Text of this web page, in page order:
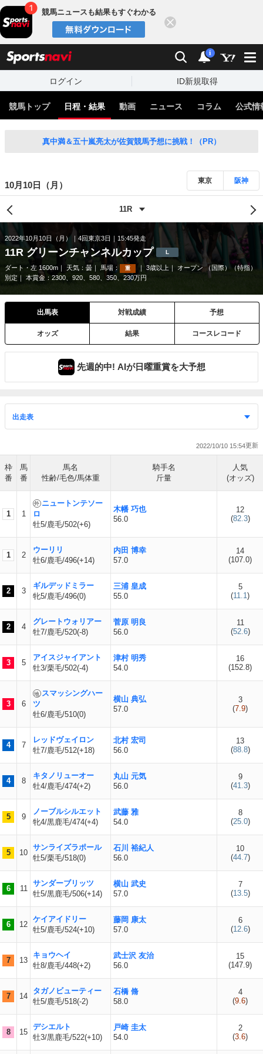
競馬ニュースも結果もすぐわかる
検索 通知
i
ログイン ID新規取得
競馬トップ 日程・結果 動画 ニュース コラム 公式情
真中満＆五十嵐亮太が佐賀競馬予想に挑戦！（PR）
10月10日（月） 東京 阪神
2022年10月10日（月） 4回東京3日 15:45発走
11R グリーンチャンネルカップ L
ダート・左 1600m 天気： 曇 馬場： 重 3歳以上
オープン （国際）（特指）
別定
本賞金：2300、920、580、350、230万円
出馬表 対戦成績 予想
オッズ 結果 コースレコード
先週的中! AIが日曜重賞を大予想
2022/10/10 15:54
枠
番
馬
番
馬名
性齢/毛色/馬体重
騎手名
斤量
人気
(オッズ)
1 1
ニュートンテソー
ロ
牡5/鹿毛/502(+6)
木幡 巧也
56.0
12
(82.3)
1 2
ウーリリ
牡6/鹿毛/496(+14)
内田 博幸
57.0
14
(107.0)
2 3
ギルデッドミラー
牝5/鹿毛/496(0)
三浦 皇成
55.0
5
(11.1)
2 4
グレートウォリアー
牡7/鹿毛/520(-8)
菅原 明良
56.0
11
(52.6)
3 5
アイスジャイアント
牡3/栗毛/502(-4)
津村 明秀
54.0
16
(152.8)
3 6
スマッシングハー
ツ
牡6/鹿毛/510(0)
横山 典弘
57.0
3
(7.9)
4 7
レッドヴェイロン
牡7/鹿毛/512(+18)
北村 宏司
56.0
13
(88.8)
4 8
キタノリューオー
牡4/鹿毛/474(+2)
丸山 元気
56.0
9
(41.3)
5 9
ノーブルシルエット
牝4/黒鹿毛/474(+4)
武藤 雅
54.0
8
(25.0)
5 10
サンライズラポール
牡5/栗毛/518(0)
石川 裕紀人
56.0
10
(44.7)
6 11
サンダーブリッツ
牡5/黒鹿毛/506(+14)
横山 武史
57.0
7
(13.5)
6 12
ケイアイドリー
牡5/鹿毛/524(+10)
藤岡 康太
57.0
6
(12.6)
7 13
キョウヘイ
牡8/鹿毛/448(+2)
武士沢 友治
56.0
15
(147.9)
7 14
タガノビューティー
牡5/鹿毛/518(-2)
石橋 脩
58.0
4
(9.6)
8 15
デシエルト
牡3/黒鹿毛/522(+10)
戸崎 圭太
54.0
2
(3.6)